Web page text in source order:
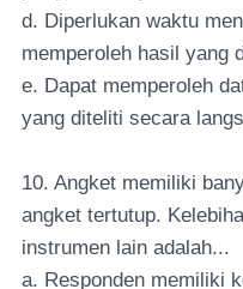
d. Diperlukan waktu
memperoleh hasil yang
e. Dapat memperoleh
yang diteliti secara
10. Angket memiliki
angket tertutup.
instrumen lain adalah...
a. Responden memiliki